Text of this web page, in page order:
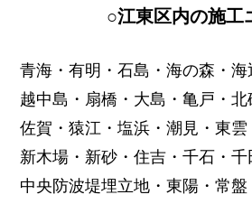
○江東区内の施工
青海・有明・石島・海の森・海
越中島・扇橋・大島・亀戸・北
佐賀・猿江・塩浜・潮見・東雲
新木場・新砂・住吉・千石・千
中央防波堤埋立地・東陽・常